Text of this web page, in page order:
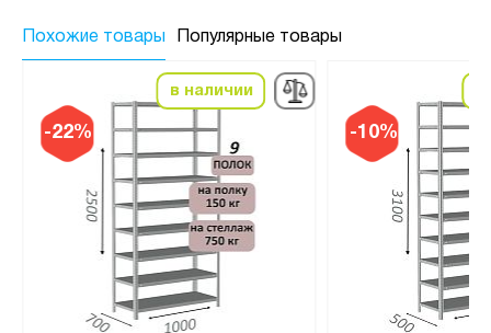
Похожие товары Популярные товары
-22%
в наличии
-10%